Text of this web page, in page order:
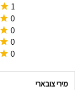
1
0
0
0
0
מירי צובארי